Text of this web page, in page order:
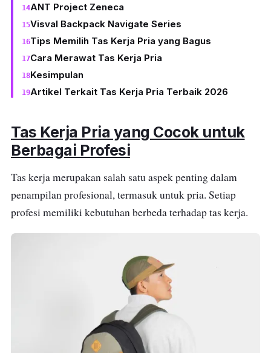
ANT Project Zeneca
Visval Backpack Navigate Series
Tips Memilih Tas Kerja Pria yang Bagus
Cara Merawat Tas Kerja Pria
Kesimpulan
Artikel Terkait Tas Kerja Pria Terbaik 2026
Tas Kerja Pria yang Cocok untuk
Berbagai Profesi
Tas kerja merupakan salah satu aspek penting dalam
penampilan profesional, termasuk untuk pria. Setiap
profesi memiliki kebutuhan berbeda terhadap tas kerja.